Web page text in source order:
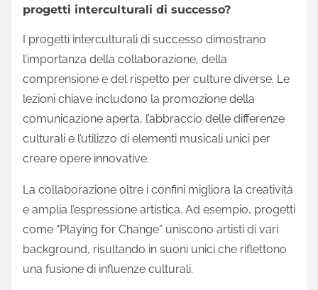
progetti interculturali di successo?
I progetti interculturali di successo dimostrano
l’importanza della collaborazione, della
comprensione e del rispetto per culture diverse. Le
lezioni chiave includono la promozione della
comunicazione aperta, l’abbraccio delle differenze
culturali e l’utilizzo di elementi musicali unici per
creare opere innovative.
La collaborazione oltre i confini migliora la creatività
e amplia l’espressione artistica. Ad esempio, progetti
come “Playing for Change” uniscono artisti di vari
background, risultando in suoni unici che riflettono
una fusione di influenze culturali.